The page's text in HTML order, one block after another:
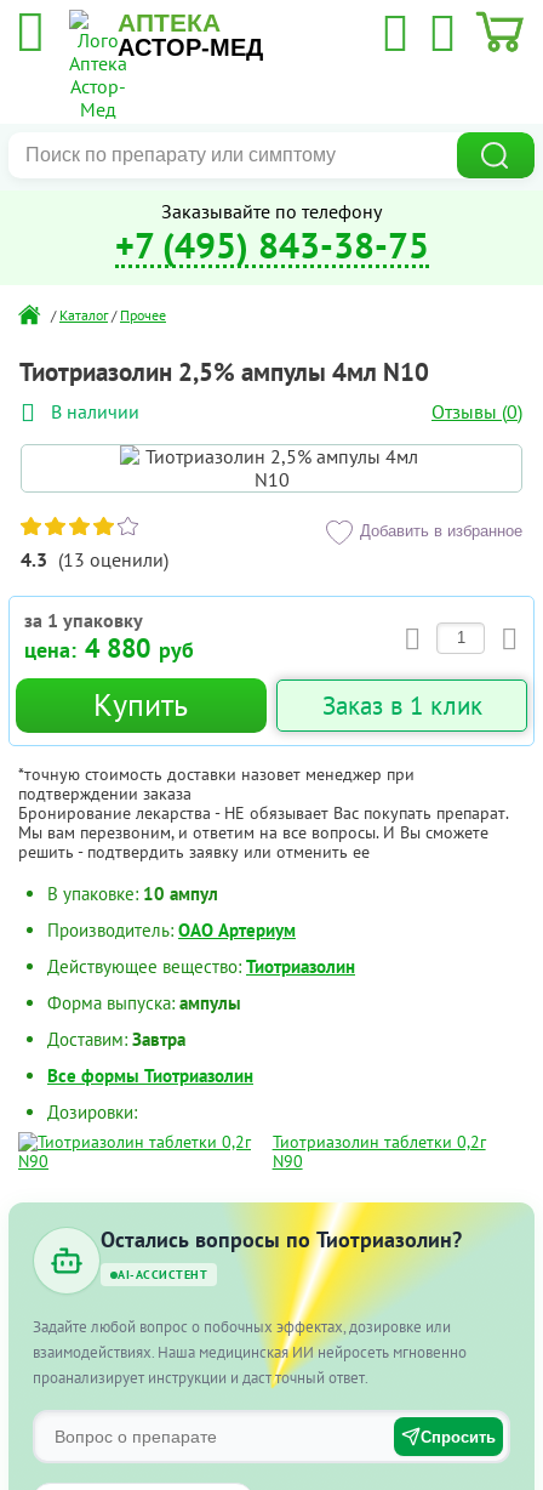
АПТЕКА
АСТОР-МЕД
Заказывайте по телефону
+7 (495) 843-38-75
/ Каталог / Прочее
Тиотриазолин 2,5% ампулы 4мл N10
В наличии Отзывы (0)
4.3 (13 оценили)
Добавить в избранное
за 1 упаковку
цена: 4 880 руб
Купить Заказ в 1 клик
*точную стоимость доставки назовет менеджер при
подтверждении заказа
Бронирование лекарства - НЕ обязывает Вас покупать препарат.
Мы вам перезвоним, и ответим на все вопросы. И Вы сможете
решить - подтвердить заявку или отменить ее
В упаковке: 10 ампул
Производитель: ОАО Артериум
Действующее вещество: Тиотриазолин
Форма выпуска: ампулы
Доставим: Завтра
Все формы Тиотриазолин
Дозировки:
Тиотриазолин таблетки 0,2г
N90
Остались вопросы по Тиотриазолин?
AI-АССИСТЕНТ
Задайте любой вопрос о побочных эффектах, дозировке или
взаимодействиях. Наша медицинская ИИ нейросеть мгновенно
проанализирует инструкции и даст точный ответ.
Спросить